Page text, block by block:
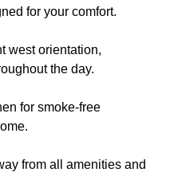
for your comfort.
west orientation,
the day.
for smoke-free
from all amenities and